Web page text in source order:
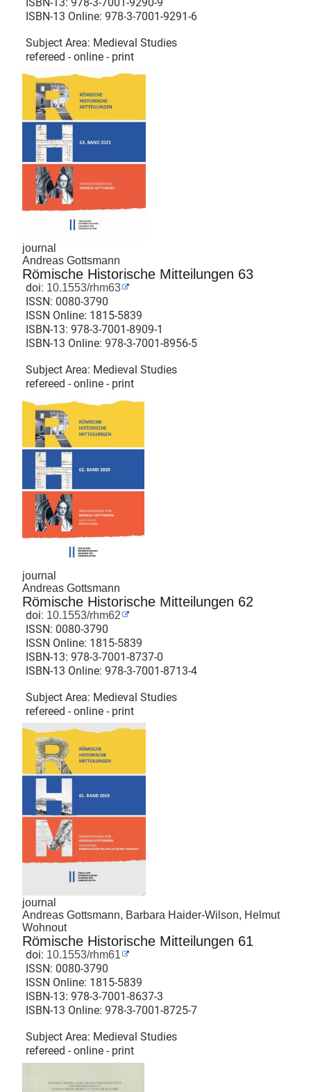
ISBN-13 Online: 978-3-7001-9291-6
Subject Area: Medieval Studies
refereed - online - print
journal
Andreas Gottsmann
Römische Historische Mitteilungen 63
doi: 10.1553/rhm63
ISSN: 0080-3790
ISSN Online: 1815-5839
ISBN-13: 978-3-7001-8909-1
ISBN-13 Online: 978-3-7001-8956-5
Subject Area: Medieval Studies
refereed - online - print
journal
Andreas Gottsmann
Römische Historische Mitteilungen 62
doi: 10.1553/rhm62
ISSN: 0080-3790
ISSN Online: 1815-5839
ISBN-13: 978-3-7001-8737-0
ISBN-13 Online: 978-3-7001-8713-4
Subject Area: Medieval Studies
refereed - online - print
journal
Andreas Gottsmann, Barbara Haider-Wilson, Helmut
Wohnout
Römische Historische Mitteilungen 61
doi: 10.1553/rhm61
ISSN: 0080-3790
ISSN Online: 1815-5839
ISBN-13: 978-3-7001-8637-3
ISBN-13 Online: 978-3-7001-8725-7
Subject Area: Medieval Studies
refereed - online - print